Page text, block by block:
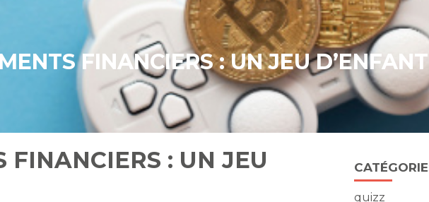
FINANCIERS : UN JEU
FINANCIERS : UN JEU
Blog
sidebar
quizz